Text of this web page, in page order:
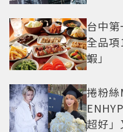
台中
全品
蝦」
捲粉絲
超好